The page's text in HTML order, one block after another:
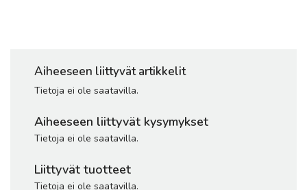
Aiheeseen liittyvät artikkelit
Tietoja ei ole saatavilla.
Aiheeseen liittyvät kysymykset
Tietoja ei ole saatavilla.
Liittyvät tuotteet
Tietoja ei ole saatavilla.